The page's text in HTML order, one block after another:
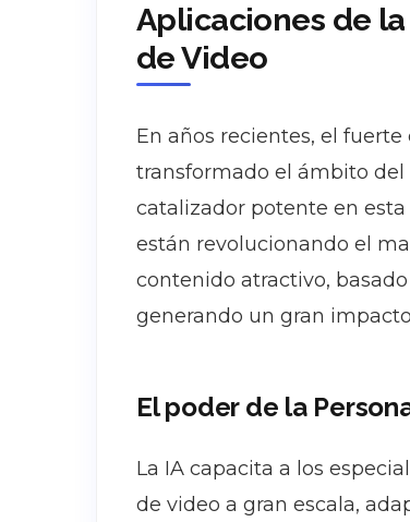
Aplicaciones de
de Video
En años recientes, el
transformado el ámbito
catalizador potente en
están revolucionando el
contenido atractivo,
generando un gran
El poder de la
La IA capacita a los
de video a gran escala,